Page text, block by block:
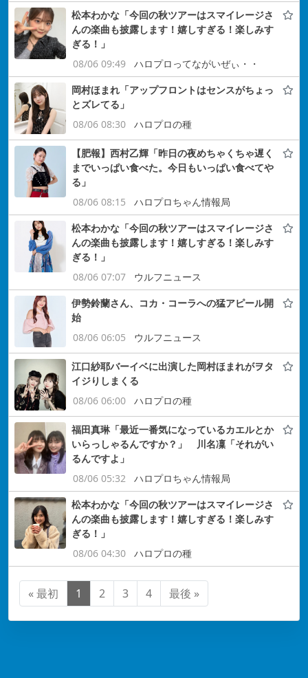
松本わかな「今回の秋ツアーはスマイレージさ
んの楽曲も披露します！嬉しすぎる！楽しみす
ぎる！」
08/06 09:49
ハロプロってながいぜぃ・・
岡村ほまれ「アップフロントはセンスがちょっ
とズレてる」
08/06 08:30
ハロプロの種
【肥報】西村乙輝「昨日の夜めちゃくちゃ遅く
までいっぱい食べた。今日もいっぱい食べてや
る」
08/06 08:15
ハロプロちゃん情報局
松本わかな「今回の秋ツアーはスマイレージさ
んの楽曲も披露します！嬉しすぎる！楽しみす
ぎる！」
08/06 07:07
ウルフニュース
伊勢鈴蘭さん、コカ・コーラへの猛アピール開
始
08/06 06:05
ウルフニュース
江口紗耶バーイベに出演した岡村ほまれがヲタ
イジりしまくる
08/06 06:00
ハロプロの種
福田真琳「最近一番気になっているカエルとか
いらっしゃるんですか？」 川名凜「それがい
るんですよ」
08/06 05:32
ハロプロちゃん情報局
松本わかな「今回の秋ツアーはスマイレージさ
んの楽曲も披露します！嬉しすぎる！楽しみす
ぎる！」
08/06 04:30
ハロプロの種
« 最初 1 2 3 4 最後 »